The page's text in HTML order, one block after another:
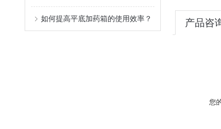
如何提高平底加药箱的使用效率？ 产品咨
您